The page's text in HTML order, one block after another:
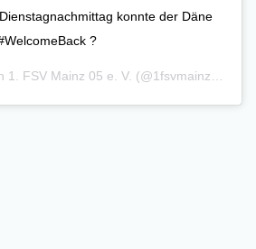
konnte der Däne
?
1. FSV Mainz 05 e. V. (@1fsvmainz05) am